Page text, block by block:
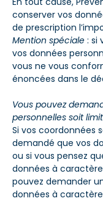
conserver vos
de prescription
Mention spéciale : si
vos données
vous ne vous
énoncées dans le
Vous pouvez
personnelles soit
Si vos coordonnées
demandé que vos
ou si vous pensez
données à
pouvez demander
données à